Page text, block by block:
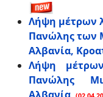
Λήψη μέτρων
Πανώλης των
Αλβανία,
Λήψη
Πανώλης